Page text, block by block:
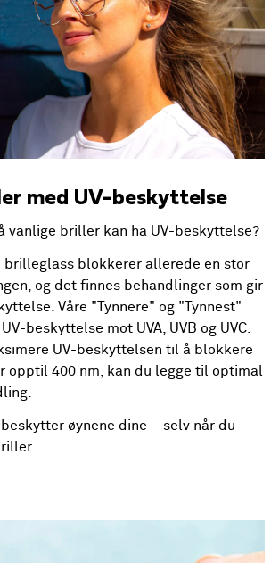
med UV-beskyttelse
vanlige briller kan ha UV-beskyttelse?
brilleglass blokkerer allerede en stor
og det finnes behandlinger som gir
Våre "Tynnere" og "Tynnest"
beskyttelse mot UVA, UVB og UVC.
UV-beskyttelsen til å blokkere
opptil 400 nm, kan du legge til optimal
øynene dine – selv når du